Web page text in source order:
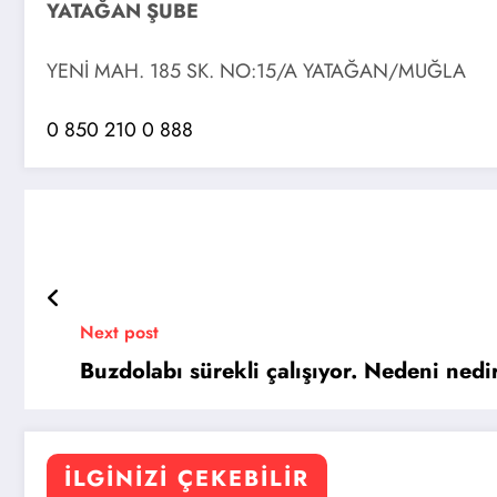
YATAĞAN ŞUBE
YENİ MAH. 185 SK. NO:15/A YATAĞAN/MUĞLA
0 850 210 0 888
Next post
Buzdolabı sürekli çalışıyor. Nedeni
İLGINIZI ÇEKEBILIR